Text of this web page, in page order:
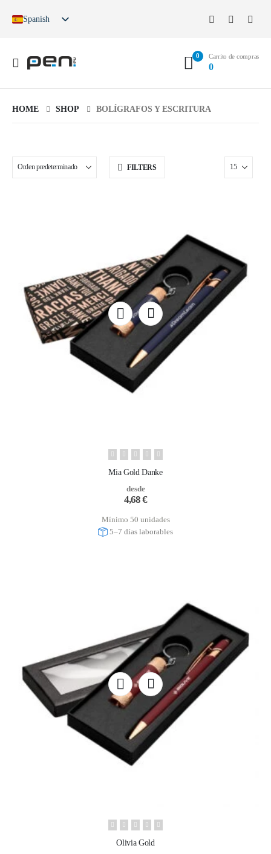
Spanish
French
0 Carrito de compras
0
HOME SHOP BOLÍGRAFOS Y ESCRITURA
FILTERS
Mia Gold Danke
desde
4,68€
Mínimo 50 unidades
5–7 días laborables
Olivia Gold